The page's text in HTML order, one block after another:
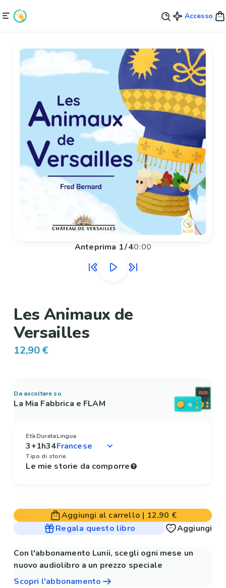
Accesso
Anteprima 1/40:00
Les Animaux de
Versailles
12,90 €
Da ascoltare su
La Mia Fabbrica e FLAM
Età
3+
Durata
1h34
Lingua
Tipo di storie
Le mie storie da comporre
Aggiungi al carrello | 12,90 €
Regala questo libro
Aggiungi
Con l'abbonamento Lunii, scegli ogni mese un
nuovo audiolibro a un prezzo speciale
Scopri l'abbonamento